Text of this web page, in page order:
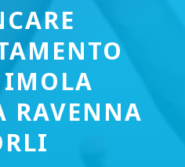
RAVENNA